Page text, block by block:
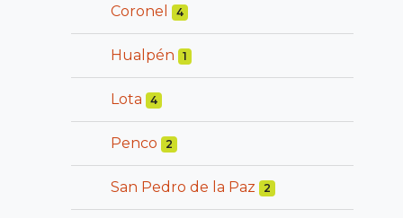
Coronel 4
Hualpén 1
Lota 4
Penco 2
San Pedro de la Paz 2